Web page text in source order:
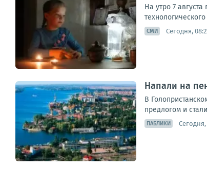
На утро 7
СМИ Сегодня,
Напали на
В
предлогом и
ПАБЛИКИ Сегодня,